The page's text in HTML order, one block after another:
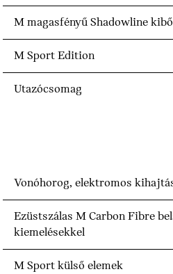
M magasfényű Shadowline
M Sport Edition
Utazócsomag
Vonóhorog, elektromos
Ezüstszálas M Carbon Fibre
kiemelésekkel
M Sport külső elemek